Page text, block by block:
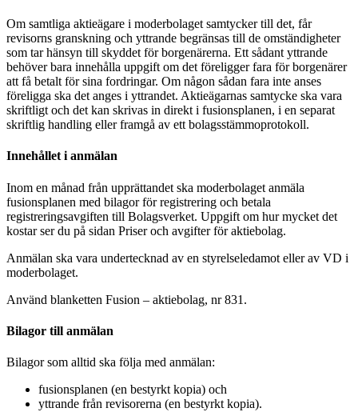
Om samtliga aktieägare i moderbolaget samtycker till det, får
revisorns granskning och yttrande begränsas till de omständigheter
som tar hänsyn till skyddet för borgenärerna. Ett sådant yttrande
behöver bara innehålla uppgift om det föreligger fara för borgenärer
att få betalt för sina fordringar. Om någon sådan fara inte anses
föreligga ska det anges i yttrandet. Aktieägarnas samtycke ska vara
skriftligt och det kan skrivas in direkt i fusionsplanen, i en separat
skriftlig handling eller framgå av ett bolagsstämmoprotokoll.
Innehållet i anmälan
Inom en månad från upprättandet ska moderbolaget anmäla
fusionsplanen med bilagor för registrering och betala
registreringsavgiften till Bolagsverket. Uppgift om hur mycket det
kostar ser du på sidan Priser och avgifter för aktiebolag.
Anmälan ska vara undertecknad av en styrelseledamot eller av VD i
moderbolaget.
Använd blanketten Fusion – aktiebolag, nr 831.
Bilagor till anmälan
Bilagor som alltid ska följa med anmälan:
fusionsplanen (en bestyrkt kopia) och
yttrande från revisorerna (en bestyrkt kopia).